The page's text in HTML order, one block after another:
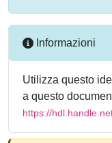
Informazioni
Utilizza questo
a questo
https://